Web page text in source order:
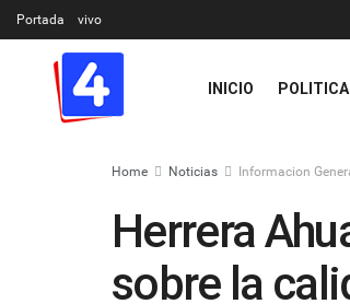
Portada vivo
INICIO POLITICA
Home Noticias Informacion
Herrera
sobre la